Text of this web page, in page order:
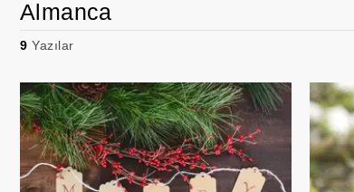
Almanca
9 Yazılar